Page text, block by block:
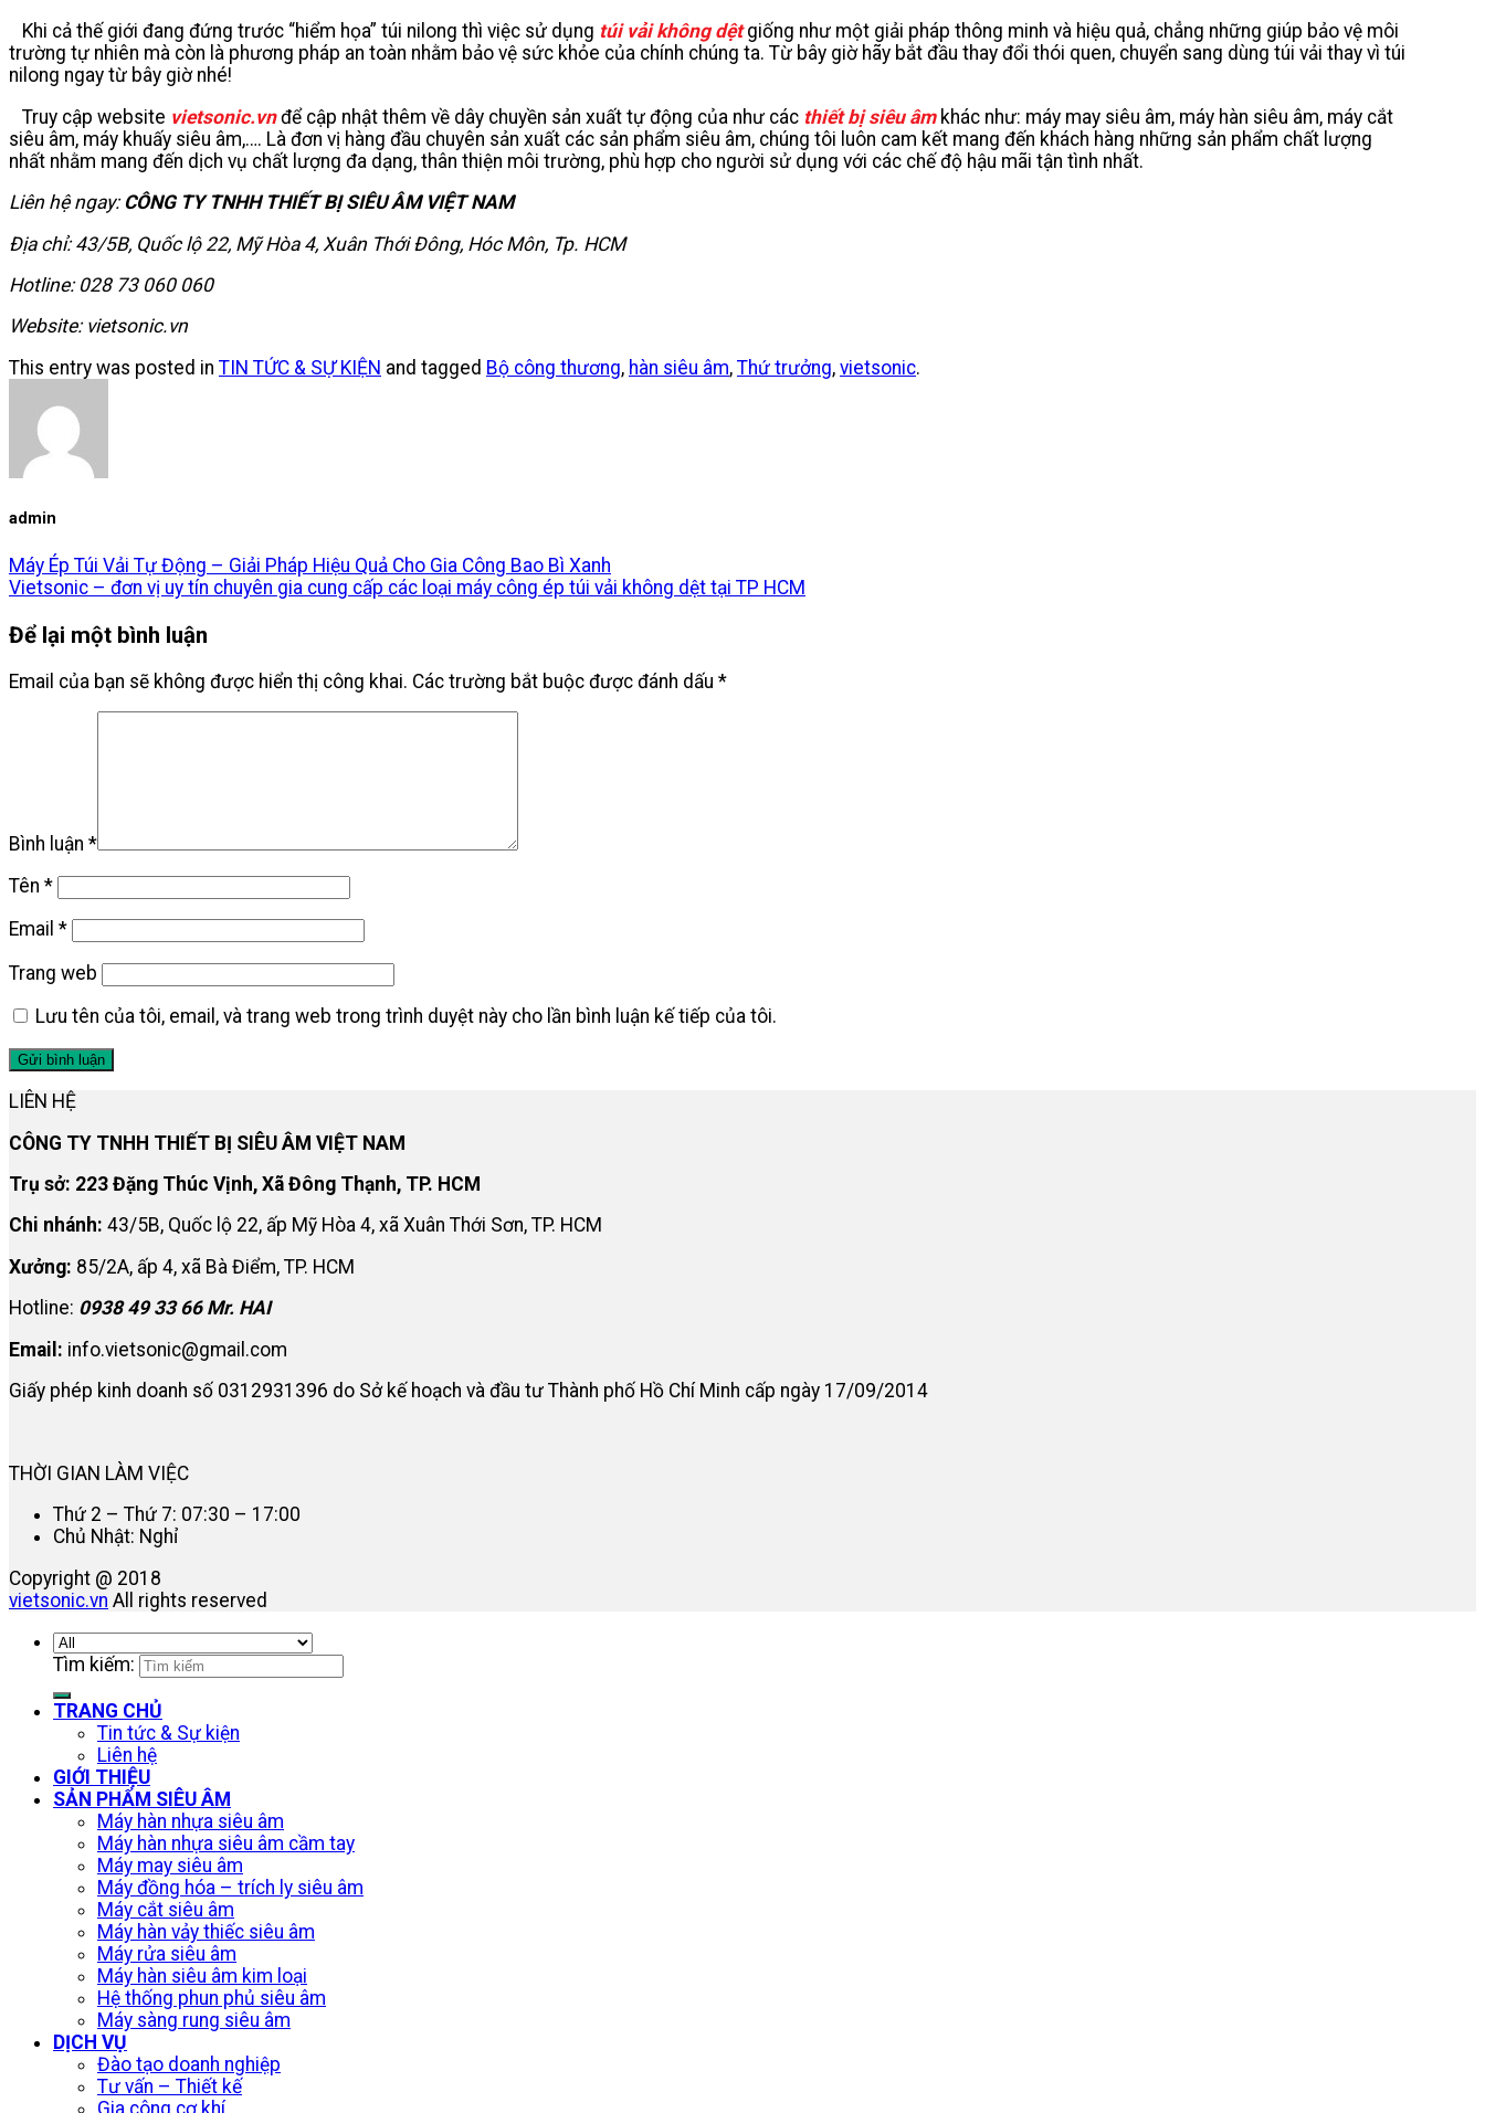
Khi cả thế giới đang đứng trước “hiểm họa” túi nilong thì việc sử dụng túi vải không dệt giống như một giải pháp thông minh và hiệu quả, chẳng những giúp bảo vệ môi
trường tự nhiên mà còn là phương pháp an toàn nhằm bảo vệ sức khỏe của chính chúng ta. Từ bây giờ hãy bắt đầu thay đổi thói quen, chuyển sang dùng túi vải thay vì túi
nilong ngay từ bây giờ nhé!
Truy cập website vietsonic.vnđể cập nhật thêm về dây chuyền sản xuất tự động của như các thiết bị siêu âmkhác như: máy may siêu âm, máy hàn siêu âm, máy cắt
siêu âm, máy khuấy siêu âm,…. Là đơn vị hàng đầu chuyên sản xuất các sản phẩm siêu âm, chúng tôi luôn cam kết mang đến khách hàng những sản phẩm chất lượng
nhất nhằm mang đến dịch vụ chất lượng đa dạng, thân thiện môi trường, phù hợp cho người sử dụng với các chế độ hậu mãi tận tình nhất.
Liên hệ ngay: CÔNG TY TNHH THIẾT BỊ SIÊU ÂM VIỆT NAM
Địa chỉ: 43/5B, Quốc lộ 22, Mỹ Hòa 4, Xuân Thới Đông, Hóc Môn, Tp. HCM
Hotline: 028 73 060 060
Website: vietsonic.vn
This entry was posted in TIN TỨC & SỰ KIỆN and tagged Bộ công thương, hàn siêu âm, Thứ trưởng, vietsonic.
admin
Máy Ép Túi Vải Tự Động – Giải Pháp Hiệu Quả Cho Gia Công Bao Bì Xanh
Vietsonic – đơn vị uy tín chuyên gia cung cấp các loại máy công ép túi vải không dệt tại TP HCM
Để lại một bình luận
Email của bạn sẽ không được hiển thị công khai. Các trường bắt buộc được đánh dấu *
Bình luận *
Tên *
Email *
Trang web
Lưu tên của tôi, email, và trang web trong trình duyệt này cho lần bình luận kế tiếp của tôi.
LIÊN HỆ
CÔNG TY TNHH THIẾT BỊ SIÊU ÂM VIỆT NAM
Trụ sở: 223 Đặng Thúc Vịnh, Xã Đông Thạnh, TP. HCM
Chi nhánh: 43/5B, Quốc lộ 22, ấp Mỹ Hòa 4, xã Xuân Thới Sơn, TP. HCM
Xưởng: 85/2A, ấp 4, xã Bà Điểm, TP. HCM
Hotline: 0938 49 33 66 Mr. HAI
Email: info.vietsonic@gmail.com
Giấy phép kinh doanh số 0312931396 do Sở kế hoạch và đầu tư Thành phố Hồ Chí Minh cấp ngày 17/09/2014
THỜI GIAN LÀM VIỆC
Thứ 2 – Thứ 7: 07:30 – 17:00
Chủ Nhật: Nghỉ
Copyright @ 2018
vietsonic.vn All rights reserved
Tìm kiếm:
TRANG CHỦ
Tin tức & Sự kiện
Liên hệ
GIỚI THIỆU
SẢN PHẨM SIÊU ÂM
Máy hàn nhựa siêu âm
Máy hàn nhựa siêu âm cầm tay
Máy may siêu âm
Máy đồng hóa – trích ly siêu âm
Máy cắt siêu âm
Máy hàn vảy thiếc siêu âm
Máy rửa siêu âm
Máy hàn siêu âm kim loại
Hệ thống phun phủ siêu âm
Máy sàng rung siêu âm
DỊCH VỤ
Đào tạo doanh nghiệp
Tư vấn – Thiết kế